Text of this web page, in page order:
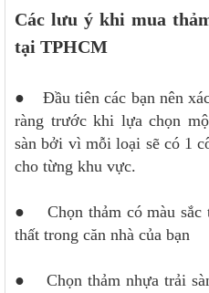
Các lưu ý khi mua
tại TPHCM
● Đầu tiên các bạn nên
ràng trước khi lựa chọn
sàn bởi vì mỗi loại sẽ có 1
cho từng khu vực.
● Chọn thảm có màu sắc
thất trong căn nhà của bạn
● Chọn thảm nhựa trải